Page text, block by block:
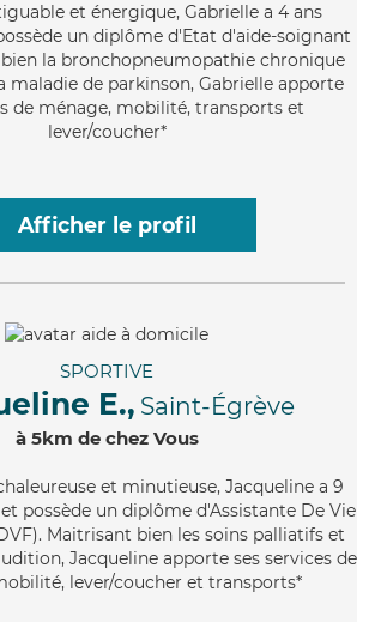
et énergique, Gabrielle a 4 ans
un diplôme d'Etat d'aide-soignant
la bronchopneumopathie chronique
maladie de parkinson, Gabrielle apporte
de ménage, mobilité, transports et
lever/coucher*
Afficher le profil
SPORTIVE
E., Saint-Égrève
à 5km de chez Vous
et minutieuse, Jacqueline a 9
possède un diplôme d'Assistante De Vie
Maitrisant bien les soins palliatifs et
Jacqueline apporte ses services de
lever/coucher et transports*